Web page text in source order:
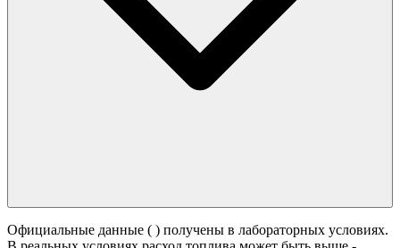
Официальные данные ( ) получены в лабораторных условиях.